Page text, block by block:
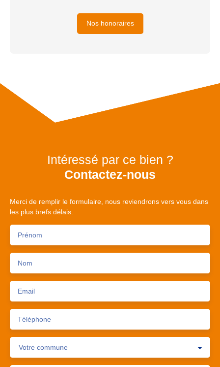
Nos honoraires
Intéressé par ce bien ?
Contactez-nous
Merci de remplir le formulaire, nous reviendrons vers vous dans
les plus brefs délais.
Prénom
Nom
Email
Téléphone
Votre commune